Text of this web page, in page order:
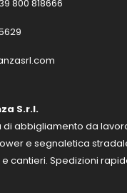
800 818666
S.r.l.
di abbigliamento da
e segnaletica
cantieri. Spedizioni